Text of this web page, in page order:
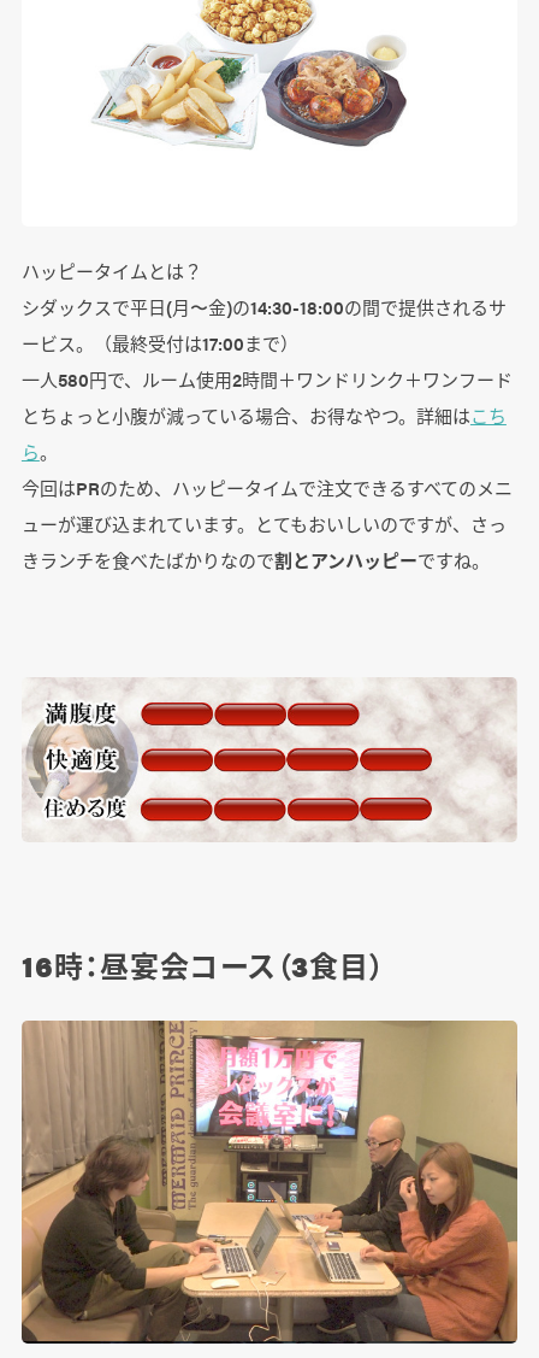
ハッピータイムとは？
シダックスで平日(月〜金)の14:30-18:00の間で提供されるサ
ービス。（最終受付は17:00まで）
一人580円で、ルーム使用2時間＋ワンドリンク＋ワンフード
とちょっと小腹が減っている場合、お得なやつ。詳細はこち
ら。
今回はPRのため、ハッピータイムで注文できるすべてのメニ
ューが運び込まれています。とてもおいしいのですが、さっ
きランチを食べたばかりなので割とアンハッピーですね。
16時：昼宴会コース（3食目）